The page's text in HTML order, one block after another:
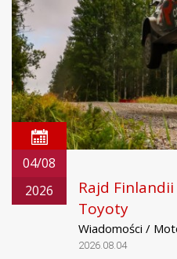
04/08
2026
Rajd
Toyoty
Wiadomości /
2026.08.04